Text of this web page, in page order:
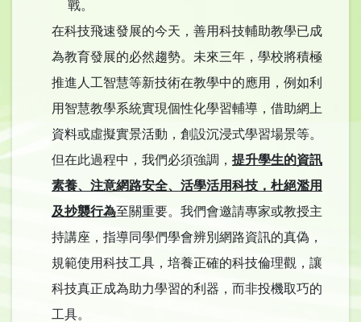
戰。
​在科技飛速發展的今天，善用科技輔助教學已成
為教育發展的必然趨勢。未來三年，學校將積極
推進人工智慧等新技術在教學中的應用，例如利
用智慧教學系統實現個性化學習輔導，借助網上
資料或虛擬實景活動，創設沉浸式學習場景等。
但在此過程中，我們必須強調， 提升學生的資訊
素養、注意網路安全、活學活用科技，杜絕濫用
及抄襲行為至關重要。我們會邀請專家或教授主
持講座，指導同學們學會辨別網路資訊的真偽，
規範使用科技工具，培養正確的科技倫理觀，讓
科技真正成為助力學習的利器，而非投機取巧的
工具。​